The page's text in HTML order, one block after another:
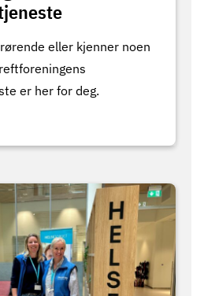
eller kjenner noen
er her for deg.